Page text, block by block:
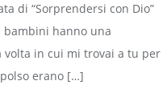
di “Sorprendersi con Dio”
bambini hanno una
volta in cui mi trovai a tu per
erano […]